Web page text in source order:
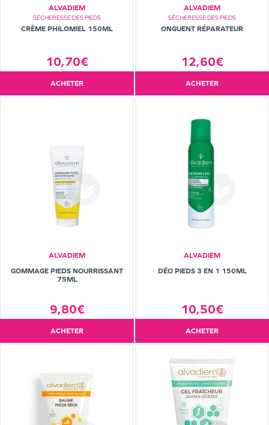
ALVADIEM
SÉCHERESSE DES PIEDS
CRÈME PHILOMIEL 150ML
10,70€
ACHETER
ALVADIEM
SÉCHERESSE DES PIEDS
ONGUENT RÉPARATEUR
12,60€
ACHETER
ALVADIEM
GOMMAGE PIEDS NOURRISSANT
75ML
9,80€
ACHETER
ALVADIEM
DÉO PIEDS 3 EN 1 150ML
10,50€
ACHETER